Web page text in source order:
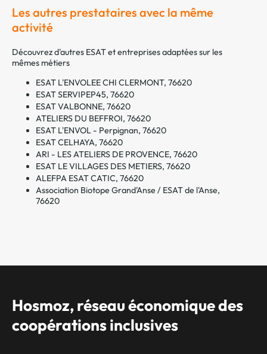
Les autres prestataires avec la même
activité
Découvrez d'autres ESAT et entreprises adaptées sur les
mêmes métiers
ESAT L'ENVOLEE CHI CLERMONT, 76620
ESAT SERVIPEP45, 76620
ESAT VALBONNE, 76620
ATELIERS DU BEFFROI, 76620
ESAT L'ENVOL - Perpignan, 76620
ESAT CELHAYA, 76620
ARI - LES ATELIERS DE PROVENCE, 76620
ESAT LE VILLAGES DES METIERS, 76620
ALEFPA ESAT CATIC, 76620
Association Biotope Grand'Anse / ESAT de l'Anse,
76620
Hosmoz, réseau économique des
coopérations inclusives